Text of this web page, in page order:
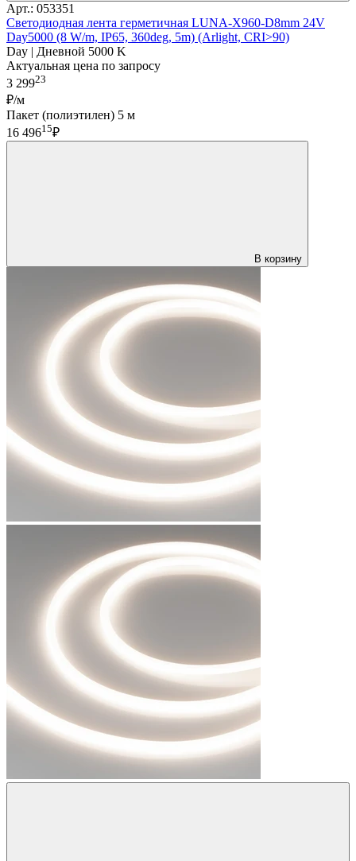
Арт.: 053351
Светодиодная лента герметичная LUNA-X960-D8mm 24V
Day5000 (8 W/m, IP65, 360deg, 5m) (Arlight, CRI>90)
Day | Дневной 5000 K
Актуальная цена по запросу
3 29923
₽/м
Пакет (полиэтилен) 5 м
16 49615₽
В корзину